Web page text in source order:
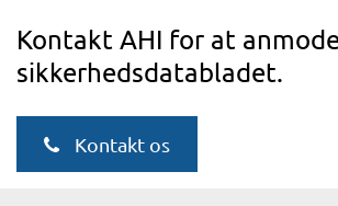
Kontakt AHI for at
sikkerhedsdatabladet.
Kontakt os